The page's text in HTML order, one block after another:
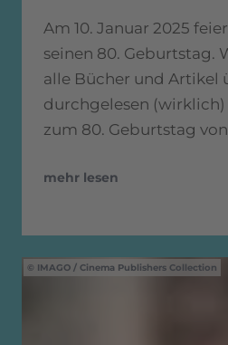
Am 10. Januar 2025
seinen 80. Geburtstag.
alle Bücher und Artikel
durchgelesen
zum 80. Geburtstag
mehr lesen
IMAGO / Cinema Publishers Collection